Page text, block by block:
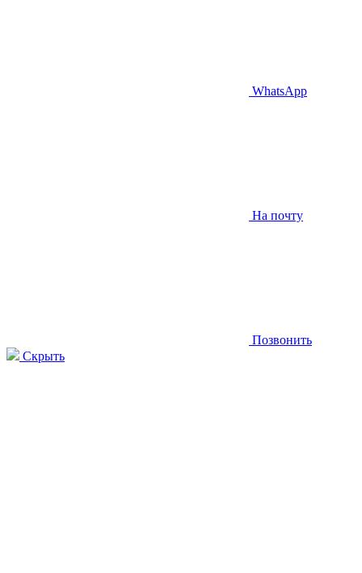
WhatsApp
На почту
Позвонить
Скрыть